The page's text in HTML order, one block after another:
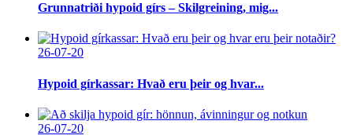
Grunnatriði hypoid gírs – Skilgreining, mig...
26-07-20
Hypoid gírkassar: Hvað eru þeir og hvar...
26-07-20